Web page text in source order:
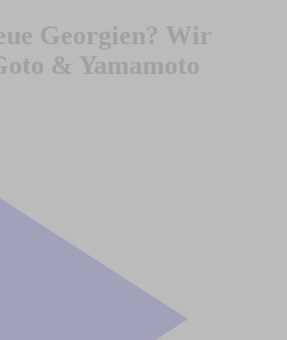
Georgien? Wir
& Yamamoto